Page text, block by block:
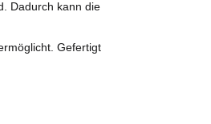
Dadurch kann die
Gefertigt